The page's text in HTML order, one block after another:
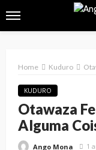
Home Kuduro
KUDURO
Otawaza
Alguma
Ango Mona 1